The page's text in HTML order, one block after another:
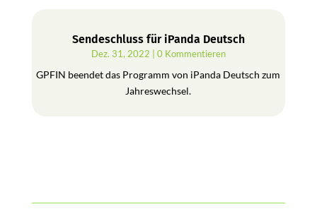
Sendeschluss für iPanda Deutsch
Dez. 31, 2022 | 0 Kommentieren
GPFIN beendet das Programm von iPanda Deutsch zum
Jahreswechsel.